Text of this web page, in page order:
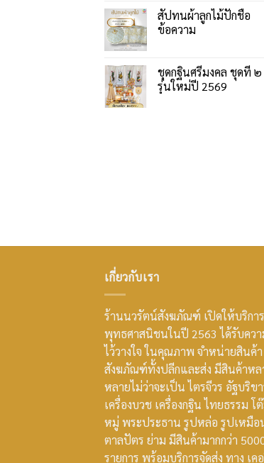
สัปทนผ้าลูกไม้ปักชื่อ
ข้อความ
ชุดกฐินศรีมงคล ชุดที่ ๒
รุ่นใหม่ปี 2569
เกี่ยวกับเรา
ร้านนวรัตน์สังฆภัณฑ์ เปิดให้บริการ
พุทธศาสนิชนในปี 2563 ได้รับคว
ไว้วางใจ ในคุณภาพ จำหน่ายสินค้า
สังฆภัณฑ์ทั้งปลีกและส่ง มีสินค้าหล
หลายไม่ว่าจะเป็น ไตรจีวร อัฐบริข
เครื่องบวช เครื่องกฐิน ไทยธรรม โ
หมู่ พระประธาน รูปหล่อ รูปเหมือ
ตาลปัตร ย่าม มีสินค้ามากกว่า
รายการ พร้อมบริการจัดส่ง ทาง เค